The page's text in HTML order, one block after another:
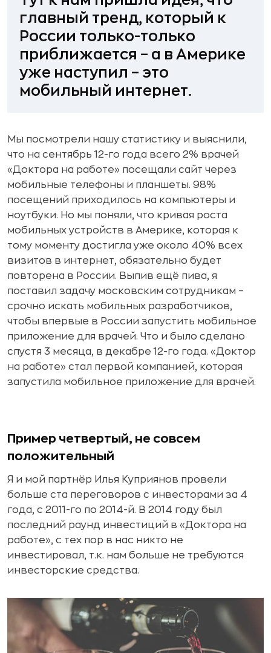
главный тренд, который к
России только-только
приближается – а в Америке
уже наступил – это
мобильный интернет.
Мы посмотрели нашу статистику и выяснили,
что на сентябрь 12-го года всего 2% врачей
«Доктора на работе» посещали сайт через
мобильные телефоны и планшеты. 98%
посещений приходилось на компьютеры и
ноутбуки. Но мы поняли, что кривая роста
мобильных устройств в Америке, которая к
тому моменту достигла уже около 40% всех
визитов в интернет, обязательно будет
повторена в России. Выпив ещё пива, я
поставил задачу московским сотрудникам –
срочно искать мобильных разработчиков,
чтобы впервые в России запустить мобильное
приложение для врачей. Что и было сделано
спустя 3 месяца, в декабре 12-го года. «Доктор
на работе» стал первой компанией, которая
запустила мобильное приложение для врачей.
Пример четвертый, не совсем
положительный
Я и мой партнёр Илья Куприянов провели
больше ста переговоров с инвесторами за 4
года, с 2011-го по 2014-й. В 2014 году был
последний раунд инвестиций в «Доктора на
работе», с тех пор в нас никто не
инвестировал, т.к. нам больше не требуются
инвесторские средства.